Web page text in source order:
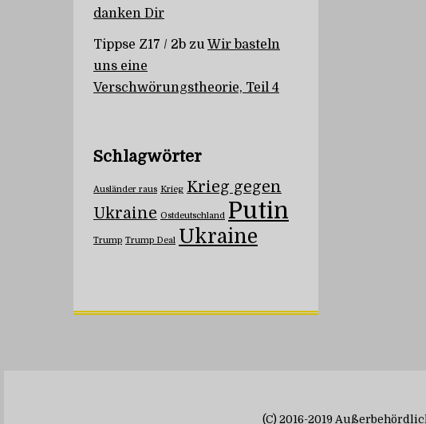
danken Dir
Tippse Z17 / 2b zu Wir basteln
uns eine
Verschwörungstheorie, Teil 4
Schlagwörter
Ausländer raus Krieg Krieg gegen
Ukraine Ostdeutschland Putin
Trump Trump Deal Ukraine
(C) 2016-2019